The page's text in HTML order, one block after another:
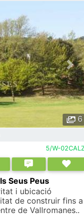
6
5/W-
Seus Peus
i ubicació
de construir fins a
de Vallromanes..